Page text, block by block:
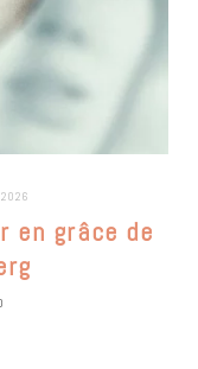
en grâce de